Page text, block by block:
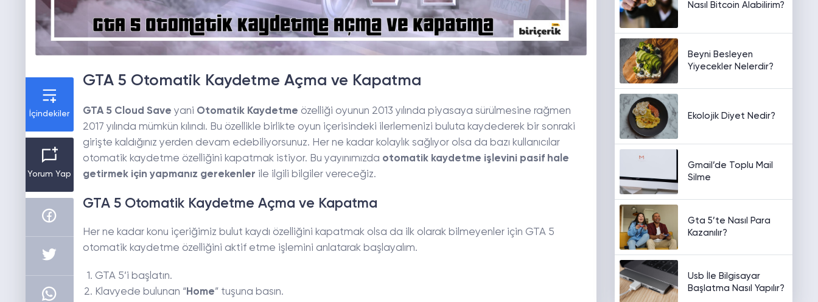
İçindekiler
Yorum Yap
GTA 5 Otomatik Kaydetme Açma ve Kapatma
GTA 5 Cloud Save yani Otomatik Kaydetme özelliği oyunun 2013 yılında piyasaya sürülmesine rağmen
2017 yılında mümkün kılındı. Bu özellikle birlikte oyun içerisindeki ilerlemenizi buluta kaydederek bir sonraki
girişte kaldığınız yerden devam edebiliyorsunuz. Her ne kadar kolaylık sağlıyor olsa da bazı kullanıcılar
otomatik kaydetme özelliğini kapatmak istiyor. Bu yayınımızda otomatik kaydetme işlevini pasif hale
getirmek için yapmanız gerekenler ile ilgili bilgiler vereceğiz.
GTA 5 Otomatik Kaydetme Açma ve Kapatma
Her ne kadar konu içeriğimiz bulut kaydı özelliğini kapatmak olsa da ilk olarak bilmeyenler için GTA 5
otomatik kaydetme özelliğini aktif etme işlemini anlatarak başlayalım.
GTA 5’i başlatın.
Klavyede bulunan “Home” tuşuna basın.
Nasıl Bitcoin Alabilirim?
Beyni Besleyen
Yiyecekler Nelerdir?
Ekolojik Diyet Nedir?
Gmail’de Toplu Mail
Silme
Gta 5’te Nasıl Para
Kazanılır?
Usb İle Bilgisayar
Başlatma Nasıl Yapılır?